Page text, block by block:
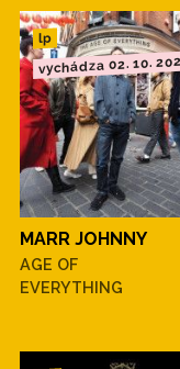
lp
vychádza 02. 10.
MARR JOHNNY
AGE OF
EVERYTHING